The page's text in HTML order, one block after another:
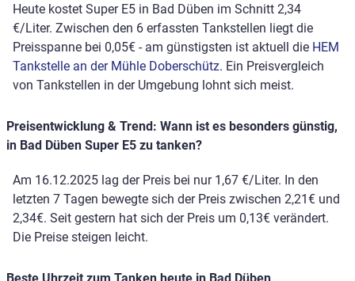
Heute kostet Super E5 in Bad Düben im Schnitt 2,34
€/Liter. Zwischen den 6 erfassten Tankstellen liegt die
Preisspanne bei 0,05€ - am günstigsten ist aktuell die HEM
Tankstelle an der Mühle Doberschütz. Ein Preisvergleich
von Tankstellen in der Umgebung lohnt sich meist.
Preisentwicklung & Trend: Wann ist es besonders günstig,
in Bad Düben Super E5 zu tanken?
Am 16.12.2025 lag der Preis bei nur 1,67 €/Liter. In den
letzten 7 Tagen bewegte sich der Preis zwischen 2,21€ und
2,34€. Seit gestern hat sich der Preis um 0,13€ verändert.
Die Preise steigen leicht.